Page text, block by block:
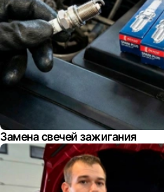
Замена свечей зажигания